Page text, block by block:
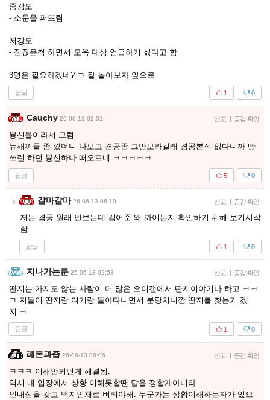
중강도
- 소문을 퍼뜨림
저강도
- 점잖은척 하면서 모욕 대상 언급하기 싫다고 함
3명은 필요하겠네? ㅋ 잘 놀아보자 앞으로
답글 0
1
Cauchy 26-06-13 02:31 신고 | 공감 확인
븅신들이라서 그럼
뉴새끼들 좀 깠더니 나보고 겸공좀 그만보라길래 겸공본적 없다니까 빤
쓰런 하던 븅신하나 떠오르네 ㅋㅋㅋㅋㅋ
답글 0
5
갈마갈마 26-06-13 06:10 신고 | 공감 확인
저는 겸공 원래 안보는데 김어준 왜 까이는지 확인하기 위해 보기시작
함
답글 0
1
지나가는룬 26-06-13 02:53 신고 | 공감 확인
딴지는 가지도 않는 사람이 더 많은 오이갤에서 딴지이야기나 하고 ㅋㅋ
ㅋ 지들이 딴지랑 여기랑 돌아다니면서 분탕치니깐 딴지를 찾는거 겠
지 ㅋ
답글 0
1
레몬과즙 26-06-13 06:06 신고 | 공감 확인
ㅋㅋㅋ 이해안되던게 해결됨.
역시 내 입장에서 상황 이해못할땐 답을 정할게아니라
인내심을 갖고 백지인채로 버텨야해. 누군가는 상황이해하는자가 있으